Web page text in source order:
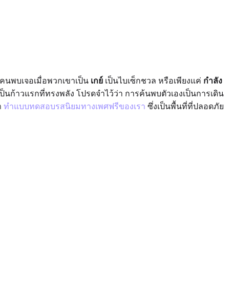
พบเจอเมื่อพวกเขาเป็น เกย์ เป็นไบเซ็กชวล หรือเพียงแค่ กำลัง
าวแรกที่ทรงพลัง โปรดจำไว้ว่า การค้นพบตัวเองเป็นการเดิน
ทำแบบทดสอบรสนิยมทางเพศฟรีของเรา ซึ่งเป็นพื้นที่ที่ปลอดภัย